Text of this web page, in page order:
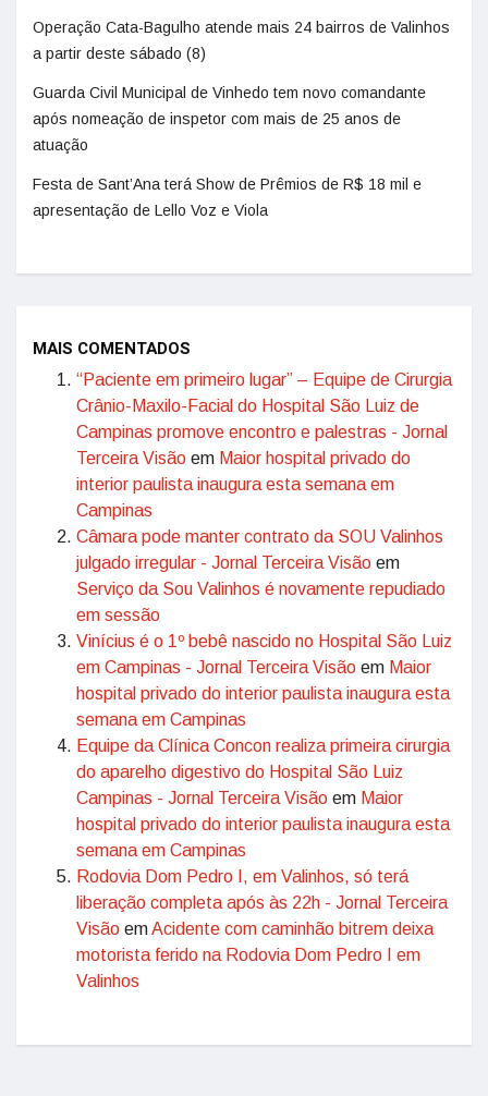
Operação Cata-Bagulho atende mais 24 bairros de Valinhos
a partir deste sábado (8)
Guarda Civil Municipal de Vinhedo tem novo comandante
após nomeação de inspetor com mais de 25 anos de
atuação
Festa de Sant’Ana terá Show de Prêmios de R$ 18 mil e
apresentação de Lello Voz e Viola
MAIS COMENTADOS
“Paciente em primeiro lugar” – Equipe de Cirurgia
Crânio-Maxilo-Facial do Hospital São Luiz de
Campinas promove encontro e palestras - Jornal
Terceira Visão em Maior hospital privado do
interior paulista inaugura esta semana em
Campinas
Câmara pode manter contrato da SOU Valinhos
julgado irregular - Jornal Terceira Visão em
Serviço da Sou Valinhos é novamente repudiado
em sessão
Vinícius é o 1º bebê nascido no Hospital São Luiz
em Campinas - Jornal Terceira Visão em Maior
hospital privado do interior paulista inaugura esta
semana em Campinas
Equipe da Clínica Concon realiza primeira cirurgia
do aparelho digestivo do Hospital São Luiz
Campinas - Jornal Terceira Visão em Maior
hospital privado do interior paulista inaugura esta
semana em Campinas
Rodovia Dom Pedro I, em Valinhos, só terá
liberação completa após às 22h - Jornal Terceira
Visão emAcidente com caminhão bitrem deixa
motorista ferido na Rodovia Dom Pedro I em
Valinhos